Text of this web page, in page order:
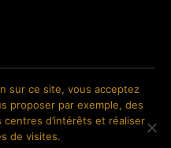
réalisé par Roland CAUVIN.
sur ce site, vous acceptez
proposer par exemple, des
d’intérêts et réaliser
de visites.